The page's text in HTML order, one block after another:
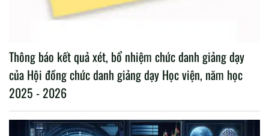
Thông báo kết quả xét, bổ nhiệm chức danh giảng dạy
của Hội đồng chức danh giảng dạy Học viện, năm học
2025 - 2026